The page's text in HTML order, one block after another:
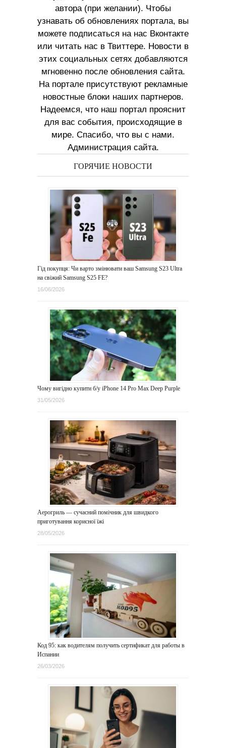
автора (при желании). Чтобы
узнавать об обновлениях портала, вы
можете подписаться на нас Вконтакте
или читать нас в Твиттере. Новости в
этих социальных сетях добавляются
мгновенно после обновления сайта.
На портале присутствуют рекламные
новостные блоки наших партнеров.
Надеемся, что наш портал прояснит
для вас события, происходящие в
мире. Спасибо, что вы с нами.
Администрация сайта.
ГОРЯЧИЕ НОВОСТИ
Гід покупця: Чи варто змінювати ваш Samsung S23 Ultra
на свіжий Samsung S25 FE?
16/06/2026
Чому вигідно купити б/у iPhone 14 Pro Max Deep Purple
31/05/2026
Аерогриль — сучасний помічник для швидкого
приготування корисної їжі
28/05/2026
Код 95: как водителям получить сертификат для работы в
Испании
26/03/2026